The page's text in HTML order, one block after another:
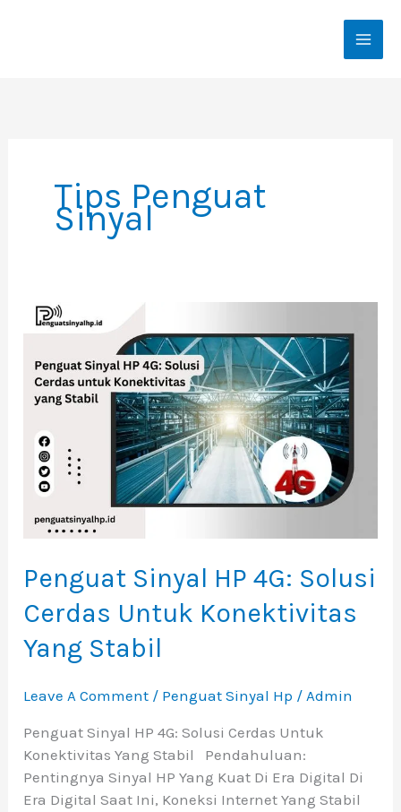
Tips Penguat
Sinyal
Penguat Sinyal HP 4G: Solusi
Cerdas Untuk Konektivitas
Yang Stabil
Leave A Comment / Penguat Sinyal Hp /Admin
Penguat Sinyal HP 4G: Solusi Cerdas Untuk
Konektivitas Yang Stabil Pendahuluan:
Pentingnya Sinyal HP Yang Kuat Di Era Digital Di
Era Digital Saat Ini, Koneksi Internet Yang Stabil
Penguat
4G:
Solusi
Untuk
Konektivitas
Yang
Stabil